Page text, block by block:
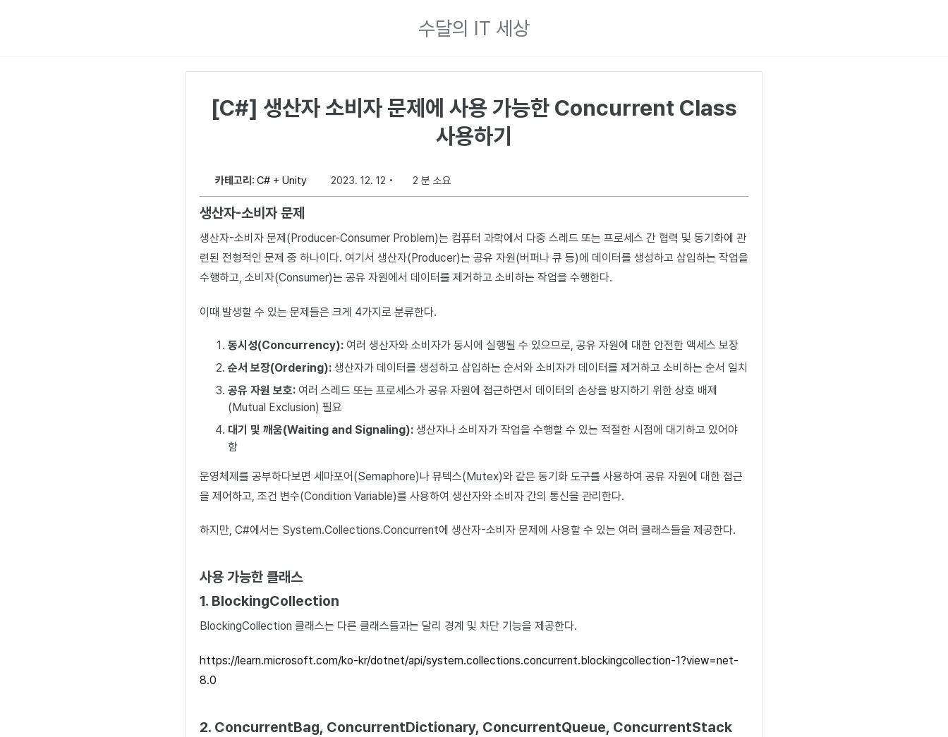
수달의 IT 세상
[C#] 생산자 소비자 문제에 사용 가능한 Concurrent Class
사용하기
카테고리: C# + Unity 2023. 12. 12 2 분 소요
생산자-소비자 문제
생산자-소비자 문제(Producer-Consumer Problem)는 컴퓨터 과학에서 다중 스레드 또는 프로세스 간 협력 및 동기화에 관
련된 전형적인 문제 중 하나이다. 여기서 생산자(Producer)는 공유 자원(버퍼나 큐 등)에 데이터를 생성하고 삽입하는 작업을
수행하고, 소비자(Consumer)는 공유 자원에서 데이터를 제거하고 소비하는 작업을 수행한다.
이때 발생할 수 있는 문제들은 크게 4가지로 분류한다.
동시성(Concurrency): 여러 생산자와 소비자가 동시에 실행될 수 있으므로, 공유 자원에 대한 안전한 액세스 보장
순서 보장(Ordering): 생산자가 데이터를 생성하고 삽입하는 순서와 소비자가 데이터를 제거하고 소비하는 순서 일치
공유 자원 보호: 여러 스레드 또는 프로세스가 공유 자원에 접근하면서 데이터의 손상을 방지하기 위한 상호 배제
(Mutual Exclusion) 필요
대기 및 깨움(Waiting and Signaling): 생산자나 소비자가 작업을 수행할 수 있는 적절한 시점에 대기하고 있어야
함
운영체제를 공부하다보면 세마포어(Semaphore)나 뮤텍스(Mutex)와 같은 동기화 도구를 사용하여 공유 자원에 대한 접근
을 제어하고, 조건 변수(Condition Variable)를 사용하여 생산자와 소비자 간의 통신을 관리한다.
하지만, C#에서는 System.Collections.Concurrent에 생산자-소비자 문제에 사용할 수 있는 여러 클래스들을 제공한다.
사용 가능한 클래스
1. BlockingCollection
BlockingCollection 클래스는 다른 클래스들과는 달리 경계 및 차단 기능을 제공한다.
https://learn.microsoft.com/ko-kr/dotnet/api/system.collections.concurrent.blockingcollection-1?view=net-
8.0
2. ConcurrentBag, ConcurrentDictionary, ConcurrentQueue, ConcurrentStack